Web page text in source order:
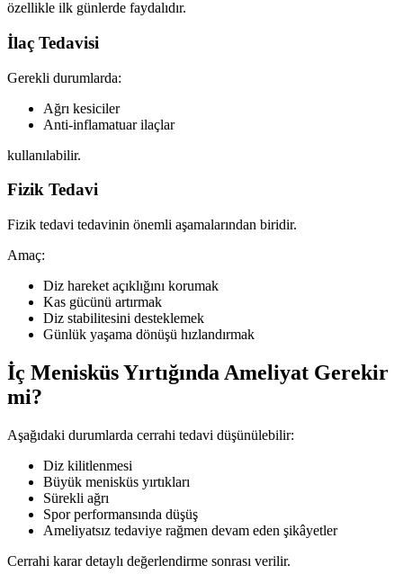
özellikle ilk günlerde faydalıdır.
İlaç Tedavisi
Gerekli durumlarda:
Ağrı kesiciler
Anti-inflamatuar ilaçlar
kullanılabilir.
Fizik Tedavi
Fizik tedavi tedavinin önemli aşamalarından biridir.
Amaç:
Diz hareket açıklığını korumak
Kas gücünü artırmak
Diz stabilitesini desteklemek
Günlük yaşama dönüşü hızlandırmak
İç Menisküs Yırtığında Ameliyat Gerekir
mi?
Aşağıdaki durumlarda cerrahi tedavi düşünülebilir:
Diz kilitlenmesi
Büyük menisküs yırtıkları
Sürekli ağrı
Spor performansında düşüş
Ameliyatsız tedaviye rağmen devam eden şikâyetler
Cerrahi karar detaylı değerlendirme sonrası verilir.